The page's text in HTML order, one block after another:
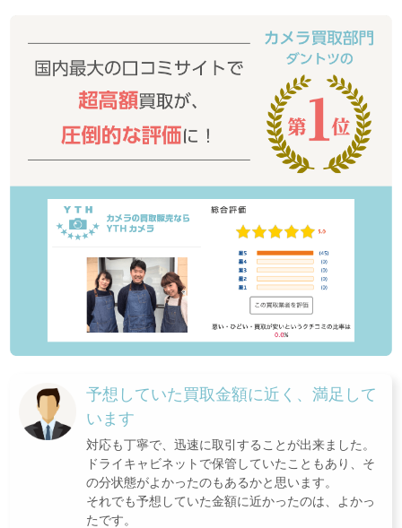
予想していた買取金額に近く、満足して
います
対応も丁寧で、迅速に取引することが出来ました。
ドライキャビネットで保管していたこともあり、そ
の分状態がよかったのもあるかと思います。
それでも予想していた金額に近かったのは、よかっ
たです。